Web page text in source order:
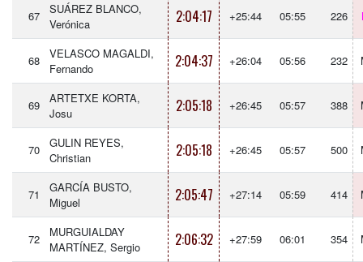
67
SUÁREZ BLANCO,
Verónica
2:04:17 +25:44 05:55 226
68
VELASCO MAGALDI,
Fernando
2:04:37 +26:04 05:56 232
69
ARTETXE KORTA,
Josu
2:05:18 +26:45 05:57 388
70
GULIN REYES,
Christian
2:05:18 +26:45 05:57 500
71
GARCÍA BUSTO,
Miguel
2:05:47 +27:14 05:59 414
72
MURGUIALDAY
MARTÍNEZ, Sergio
2:06:32 +27:59 06:01 354